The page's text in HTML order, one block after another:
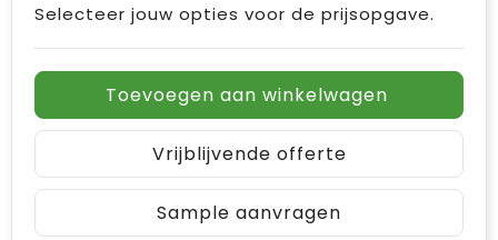
Selecteer jouw opties voor de prijsopgave.
Toevoegen aan winkelwagen
Vrijblijvende offerte
Sample aanvragen